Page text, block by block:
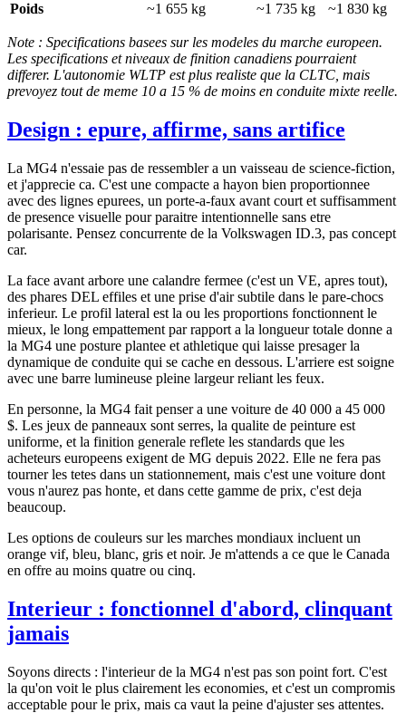
Poids
~1 655 kg ~1 735 kg ~1 830 kg
Note : Specifications basees sur les modeles du marche europeen.
Les specifications et niveaux de finition canadiens pourraient
differer. L'autonomie WLTP est plus realiste que la CLTC, mais
prevoyez tout de meme 10 a 15 % de moins en conduite mixte reelle.
Design : epure, affirme, sans artifice
La MG4 n'essaie pas de ressembler a un vaisseau de science-fiction,
et j'apprecie ca. C'est une compacte a hayon bien proportionnee
avec des lignes epurees, un porte-a-faux avant court et suffisamment
de presence visuelle pour paraitre intentionnelle sans etre
polarisante. Pensez concurrente de la Volkswagen ID.3, pas concept
car.
La face avant arbore une calandre fermee (c'est un VE, apres tout),
des phares DEL effiles et une prise d'air subtile dans le pare-chocs
inferieur. Le profil lateral est la ou les proportions fonctionnent le
mieux, le long empattement par rapport a la longueur totale donne a
la MG4 une posture plantee et athletique qui laisse presager la
dynamique de conduite qui se cache en dessous. L'arriere est soigne
avec une barre lumineuse pleine largeur reliant les feux.
En personne, la MG4 fait penser a une voiture de 40 000 a 45 000
$. Les jeux de panneaux sont serres, la qualite de peinture est
uniforme, et la finition generale reflete les standards que les
acheteurs europeens exigent de MG depuis 2022. Elle ne fera pas
tourner les tetes dans un stationnement, mais c'est une voiture dont
vous n'aurez pas honte, et dans cette gamme de prix, c'est deja
beaucoup.
Les options de couleurs sur les marches mondiaux incluent un
orange vif, bleu, blanc, gris et noir. Je m'attends a ce que le Canada
en offre au moins quatre ou cinq.
Interieur : fonctionnel d'abord, clinquant
jamais
Soyons directs : l'interieur de la MG4 n'est pas son point fort. C'est
la qu'on voit le plus clairement les economies, et c'est un compromis
acceptable pour le prix, mais ca vaut la peine d'ajuster ses attentes.